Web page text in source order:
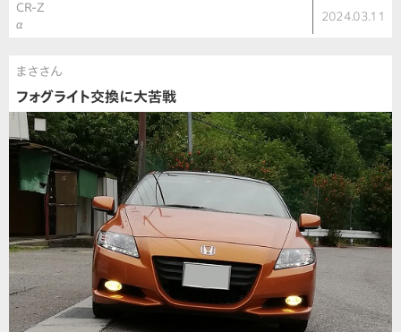
CR-Z
α
2024.03.11
まささん
フォグライト交換に大苦戦